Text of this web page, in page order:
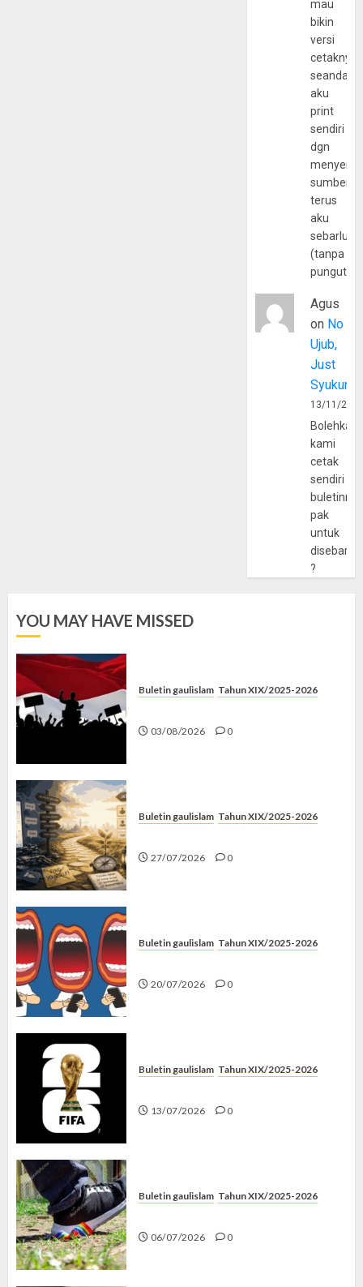
mau
bikin
versi
cetaknya
aku
print
sendiri
dgn
sumber
terus
aku
(tanpa
Agus
on No
Ujub,
Just
Syukur
13/11/
Bolehkah
kami
cetak
sendiri
pak
untuk
?
YOU MAY HAVE MISSED
Buletin gaulislam Tahun XIX/2025-2026
03/08/2026 0
Buletin gaulislam Tahun XIX/2025-2026
27/07/2026 0
Buletin gaulislam Tahun XIX/2025-2026
20/07/2026 0
Buletin gaulislam Tahun XIX/2025-2026
13/07/2026 0
Buletin gaulislam Tahun XIX/2025-2026
06/07/2026 0